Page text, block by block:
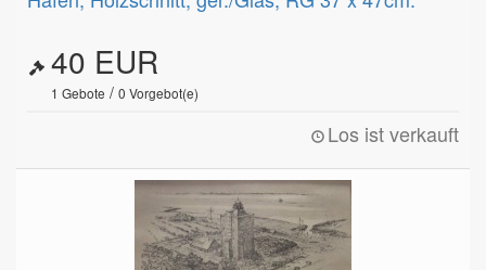
40 EUR
1 Gebote / 0 Vorgebot(e)
Los ist verkauft